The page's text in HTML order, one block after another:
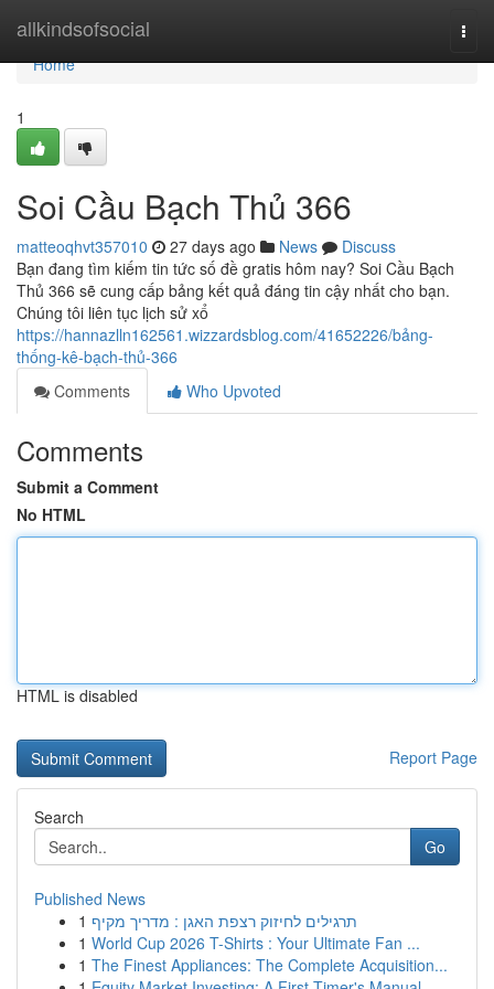
allkindsofsocial
Home
Home
1
Soi Cầu Bạch Thủ 366
matteoqhvt357010 27 days ago News
Discuss
Bạn đang tìm kiếm tin tức số đề gratis hôm nay? Soi Cầu Bạch
Thủ 366 sẽ cung cấp bảng kết quả đáng tin cậy nhất cho bạn.
Chúng tôi liên tục lịch sử xổ
https://hannazlln162561.wizzardsblog.com/41652226/bảng-
thống-kê-bạch-thủ-366
Comments
Who Upvoted
Comments
Submit a Comment
No HTML
HTML is disabled
Report Page
Search
Go
Published News
1 תרגילים לחיזוק רצפת האגן : מדריך מקיף
1 World Cup 2026 T-Shirts : Your Ultimate Fan ...
1 The Finest Appliances: The Complete Acquisition...